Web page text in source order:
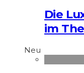
Die
im
Neu